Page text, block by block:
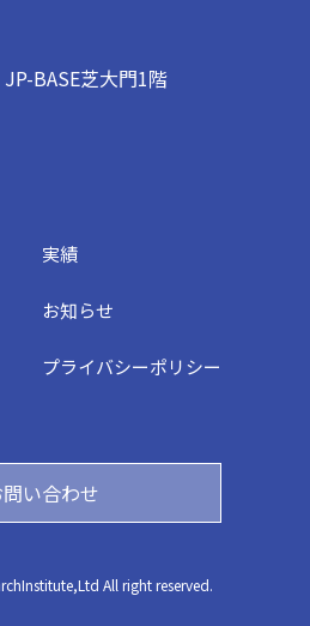
BASE芝大門1階
実績
お知らせ
プライバシーポリシー
い合わせ
All right reserved.